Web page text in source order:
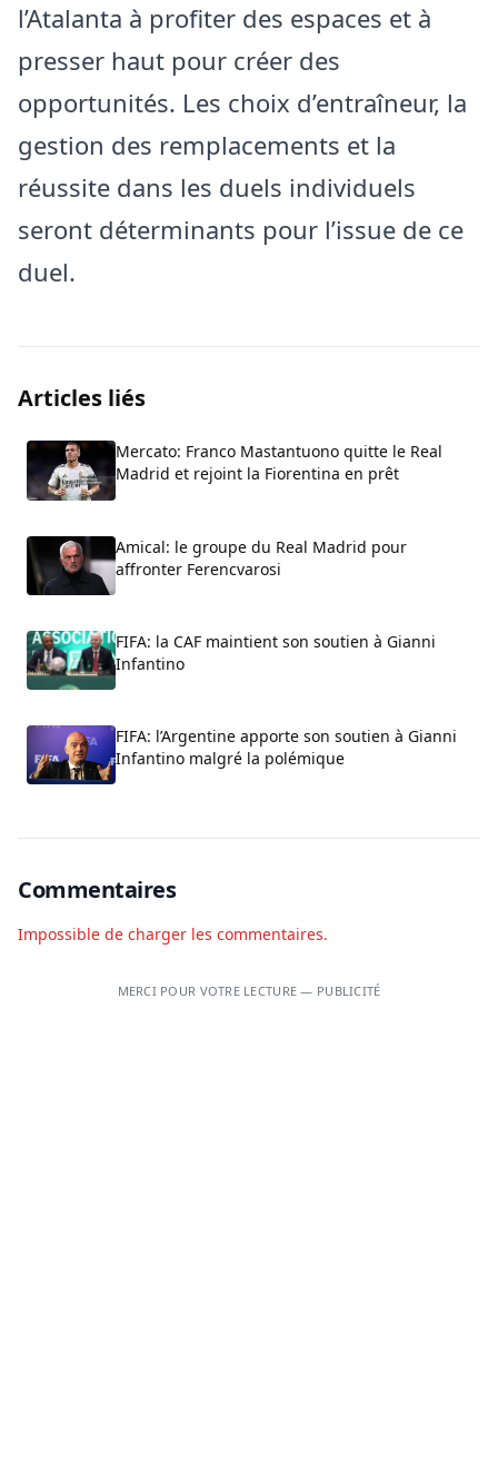
l’Atalanta à profiter des espaces et à
presser haut pour créer des
opportunités. Les choix d’entraîneur, la
gestion des remplacements et la
réussite dans les duels individuels
seront déterminants pour l’issue de ce
duel.
Articles liés
Mercato: Franco Mastantuono quitte le Real
Madrid et rejoint la Fiorentina en prêt
Amical: le groupe du Real Madrid pour
affronter Ferencvarosi
FIFA: la CAF maintient son soutien à Gianni
Infantino
FIFA: l’Argentine apporte son soutien à Gianni
Infantino malgré la polémique
Commentaires
Impossible de charger les commentaires.
MERCI POUR VOTRE LECTURE — PUBLICITÉ